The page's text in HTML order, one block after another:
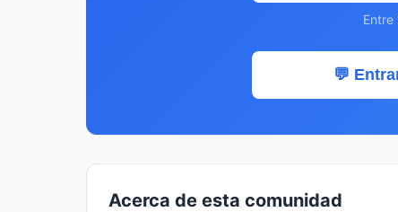
💬
Acerca de esta comunidad